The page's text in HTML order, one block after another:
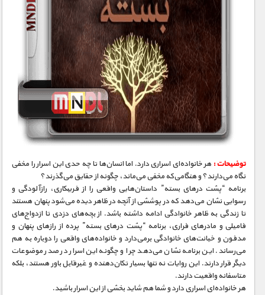
گردشگری
ماورایی
مسابقات / ورزشی
مستند های اختصاصی
توضیحات : هر خانواده‌ای‌ اسراری دارد. اما انسان‌ها تا چه حدی این اسرار را مخفی
نگاه می‌دارند؟ و هنگامی‌که مخفی می‌ماند، چگونه از حقایق می‌گذرند؟
برنامه “پشت درهای بسته” داستان‌هایی واقعی را از فریبکاری، رازآلودگی و
رسوایی نشان می‌دهد که در پوششی از آنچه در ظاهر دیده می‌شود پنهان هستند
تا زندگی به ظاهر خانوادگی ادامه داشته باشد. از بچه‌های دزدی تا ازدواج‌های
فامیلی و مادرهای فراری، برنامه “پشت درهای بسته” پرده از رازهای پنهان و
مدفون و خیانت‌های خانوادگی برمی‌دارد و خانواده‌های واقعی را دوباره به هم
می‌رساند. این برنامه نشان می‌دهد چرا و چگونه این اسرار در صدر موضوعات
دیگر قرار دارند. این روایات نه تنها بسیار تکان‌دهنده و غیرقابل باور هستند، بلکه
متاسفانه واقعیت دارند.
هر خانواده‌ای اسراری دارد و شما هم شاید بخشی از این اسرار باشید.